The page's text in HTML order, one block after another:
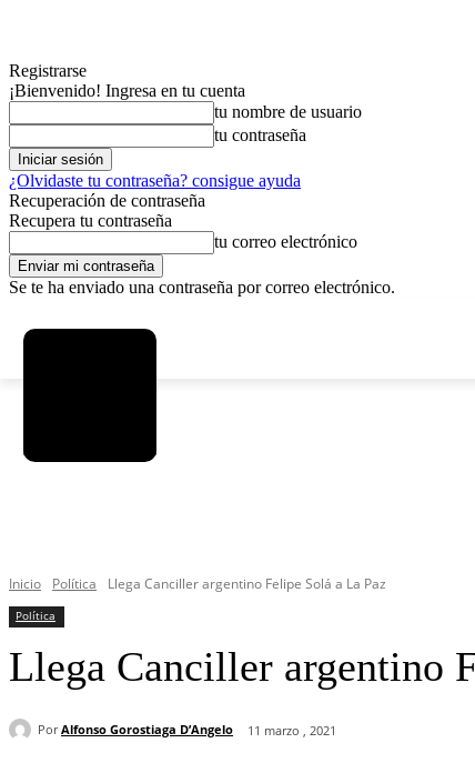
Registrarse
¡Bienvenido! Ingresa en tu cuenta
tu nombre de usuario
tu contraseña
¿Olvidaste tu contraseña? consigue ayuda
Recuperación de contraseña
Recupera tu contraseña
tu correo electrónico
Se te ha enviado una contraseña por correo electrónico.
Inicio Política Llega Canciller argentino Felipe Solá a La Paz
Política
Llega Canciller argentino
Por Alfonso Gorostiaga D’Angelo 11 marzo , 2021